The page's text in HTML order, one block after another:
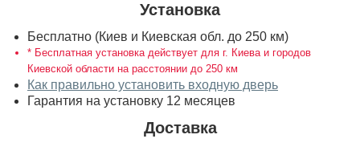
Установка
Бесплатно (Киев и Киевская обл. до 250 км)
* Бесплатная установка действует для г. Киева и городов
Киевской области на расстоянии до 250 км
Как правильно установить входную дверь
Гарантия на установку 12 месяцев
Доставка